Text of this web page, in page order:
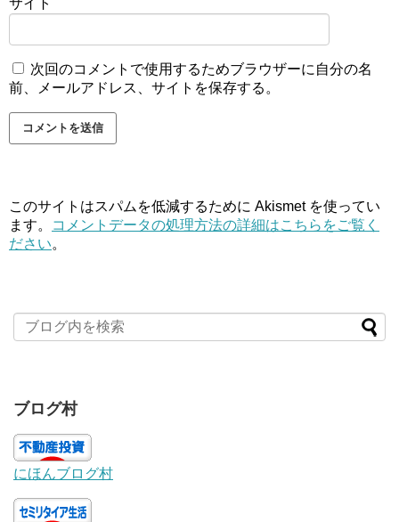
次回のコメントで使用するためブラウザーに自分の名
前、メールアドレス、サイトを保存する。
このサイトはスパムを低減するために Akismet を使ってい
ます。
コメントデータの処理方法の詳細はこちらをご覧く
ださい。
ブログ村
にほんブログ村